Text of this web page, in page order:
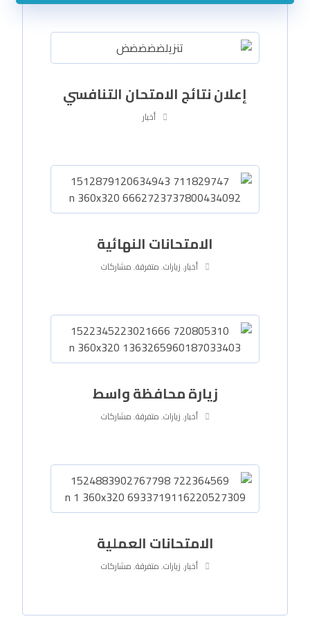
إعلان نتائج الامتحان التنافسي
أخبار
الامتحانات النهائية
أخبار,زيارات,متفرقة,مشاركات
زيارة محافظة واسط
أخبار,زيارات,متفرقة,مشاركات
الامتحانات العملية
أخبار,زيارات,متفرقة,مشاركات